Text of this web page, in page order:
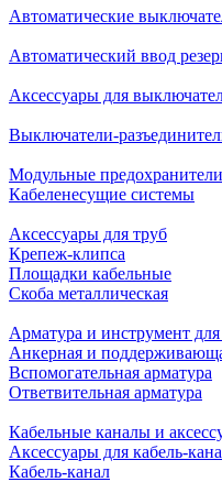
Автоматические
Автоматический ввод
Аксессуары для
Выключатели-
Модульные предохранители
Кабеленесущие системы
Аксессуары для труб
Крепеж-клипса
Площадки кабельные
Скоба металлическая
Арматура и инструмент
Анкерная и
Вспомогательная арматура
Ответвительная арматура
Кабельные каналы и
Аксессуары для кабель-
Кабель-канал